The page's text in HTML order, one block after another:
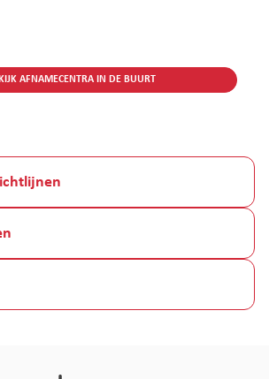
AFNAMECENTRA IN DE BUURT